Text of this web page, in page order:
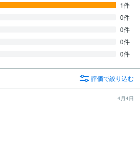
1件
0件
0件
0件
0件
評価で絞り込む
4月4日